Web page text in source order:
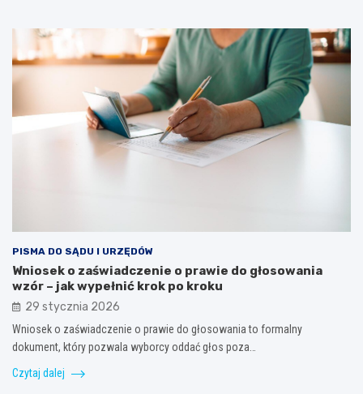
PISMA DO SĄDU I URZĘDÓW
Wniosek o zaświadczenie o prawie do głosowania
wzór – jak wypełnić krok po kroku
29 stycznia 2026
Wniosek o zaświadczenie o prawie do głosowania to formalny
dokument, który pozwala wyborcy oddać głos poza…
Czytaj dalej